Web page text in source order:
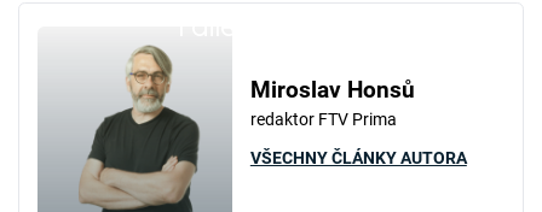
Miroslav Honsů
redaktor FTV Prima
VŠECHNY ČLÁNKY AUTORA